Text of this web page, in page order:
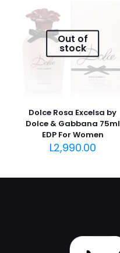
Out of
stock
Dolce Rosa Excelsa by
Dolce & Gabbana 75ml
EDP For Women
L2,990.00